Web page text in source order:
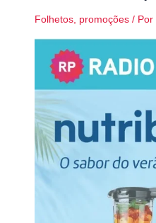
Folhetos, promoções/ Por